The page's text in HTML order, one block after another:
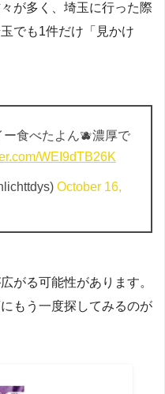
が多く、埼玉に行った際
でも1件だけ「見かけ
食べたよん🫐濃厚で
WEI9dTB26K
October 16,
がる可能性があります。
もう一度探してみるのが